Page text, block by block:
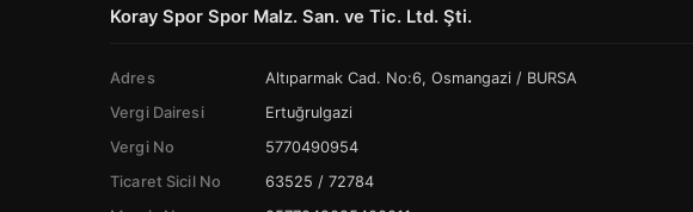
Koray Spor Spor Malz. San. ve Tic. Ltd. Şti.
Adres
Altıparmak Cad. No:6, Osmangazi / BURSA
Vergi Dairesi
Ertuğrulgazi
Vergi No
5770490954
Ticaret Sicil No
63525 / 72784